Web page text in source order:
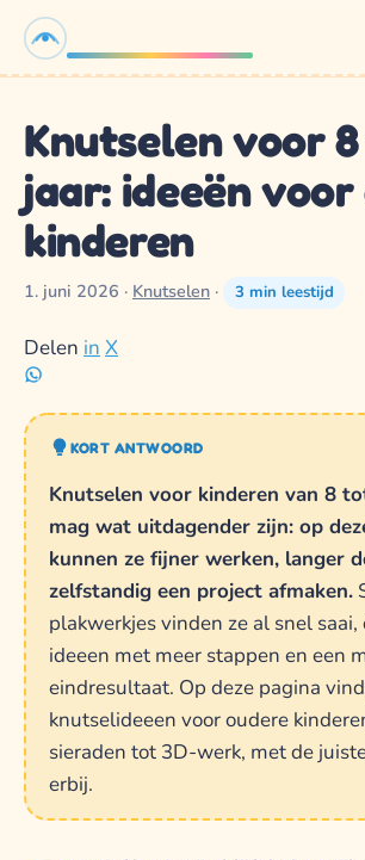
Knutselen voor
jaar: ideeën
kinderen
1. juni 2026 · Knutselen · 3 min leestijd
Delen in X
KORT ANTWOORD
Knutselen voor kinderen van 8
mag wat uitdagender zijn: op
kunnen ze fijner werken, langer
zelfstandig een project afmaken.
plakwerkjes vinden ze al snel saai,
ideeen met meer stappen en een
eindresultaat. Op deze pagina
knutselideeen voor oudere
sieraden tot 3D-werk, met de
erbij.